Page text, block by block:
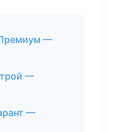
—
—
—